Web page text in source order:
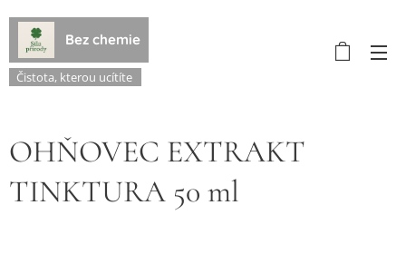
Bez chemie
Čistota, kterou ucítíte
OHŇOVEC EXTRAKT
TINKTURA 50 ml